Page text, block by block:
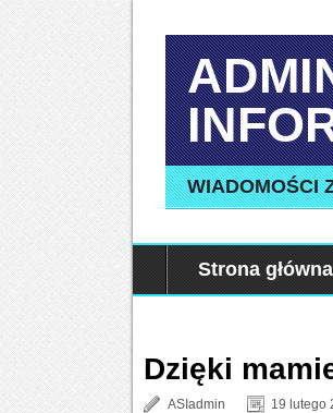
WIADOMOŚCI
Strona główna
Dzięki
ASIadmin 19 lutego